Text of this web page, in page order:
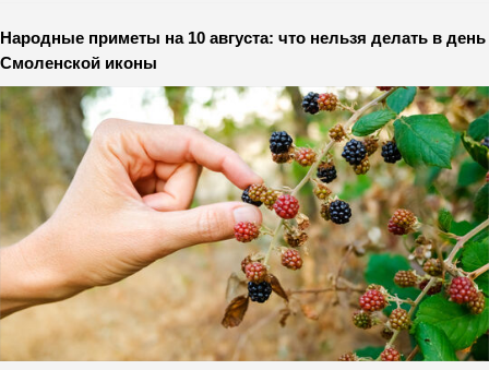
Народные приметы на 10 августа: что нельзя делать в день
Смоленской иконы